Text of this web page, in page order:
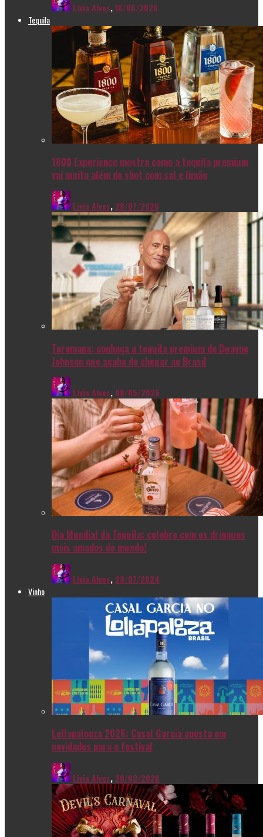
Livia Alves,16/06/2026
Tequila
1800 Experience mostra como a tequila premium
vai muito além do shot com sal e limão
Livia Alves, 28/07/2026
Teremana: conheça a tequila premium de Dwayne
Johnson que acaba de chegar ao Brasil
Livia Alves, 08/05/2026
Dia Mundial da Tequila: celebre com os drinques
mais amados do mundo!
Livia Alves, 23/07/2024
Vinho
Lollapalooza 2026: Casal Garcia aposta em
novidades para o festival
Livia Alves, 20/03/2026